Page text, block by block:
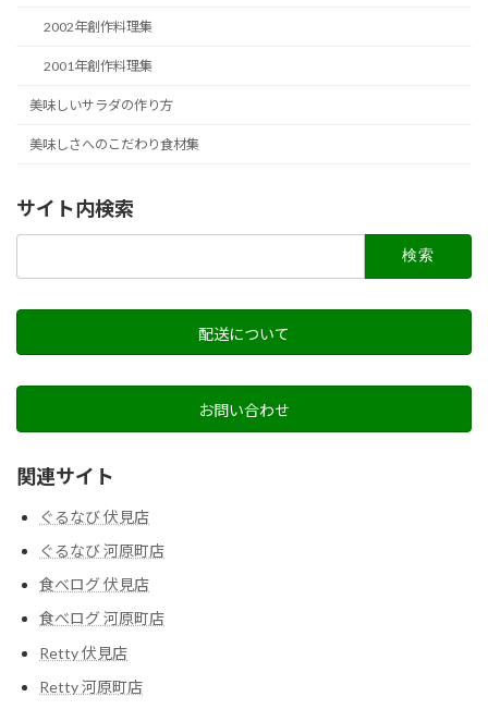
2002年創作料理集
2001年創作料理集
美味しいサラダの作り方
美味しさへのこだわり食材集
サイト内検索
配送について
お問い合わせ
関連サイト
ぐるなび 伏見店
ぐるなび 河原町店
食べログ 伏見店
食べログ 河原町店
Retty 伏見店
Retty 河原町店